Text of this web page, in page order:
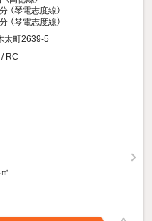
分 （琴電志度線）
分 （琴電志度線）
太町2639-5
RC